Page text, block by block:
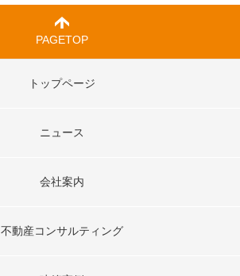
PAGETOP
トップページ
ニュース
会社案内
不動産コンサルティング